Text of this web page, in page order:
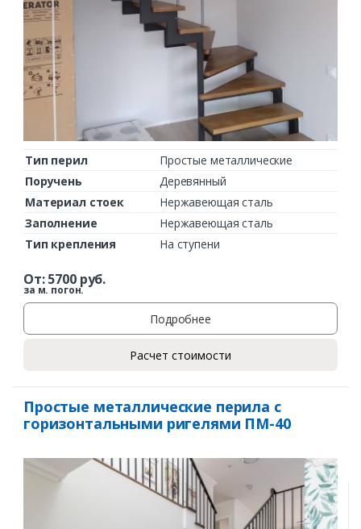
Ваше имя*
Тип перил
Простые металлические
Поручень
Деревянный
Материал стоек
Нержавеющая сталь
Заполнение
Нержавеющая сталь
Тип крепления
На ступени
От:5700руб.
за м. погон.
Подробнее
Расчет стоимости
Простые металлические перила с
горизонтальными ригелями ПМ-40